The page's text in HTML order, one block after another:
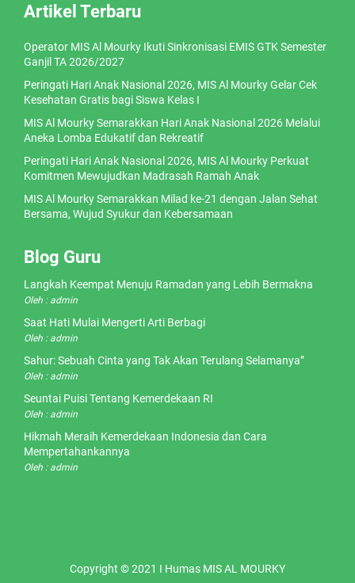
Artikel Terbaru
Operator MIS Al Mourky Ikuti Sinkronisasi EMIS GTK Semester
Ganjil TA 2026/2027
Peringati Hari Anak Nasional 2026, MIS Al Mourky Gelar Cek
Kesehatan Gratis bagi Siswa Kelas I
MIS Al Mourky Semarakkan Hari Anak Nasional 2026 Melalui
Aneka Lomba Edukatif dan Rekreatif
Peringati Hari Anak Nasional 2026, MIS Al Mourky Perkuat
Komitmen Mewujudkan Madrasah Ramah Anak
MIS Al Mourky Semarakkan Milad ke-21 dengan Jalan Sehat
Bersama, Wujud Syukur dan Kebersamaan
Blog Guru
Langkah Keempat Menuju Ramadan yang Lebih Bermakna
Oleh : admin
Saat Hati Mulai Mengerti Arti Berbagi
Oleh : admin
Sahur: Sebuah Cinta yang Tak Akan Terulang Selamanya”
Oleh : admin
Seuntai Puisi Tentang Kemerdekaan RI
Oleh : admin
Hikmah Meraih Kemerdekaan Indonesia dan Cara
Mempertahankannya
Oleh : admin
Copyright © 2021 I Humas MIS AL MOURKY